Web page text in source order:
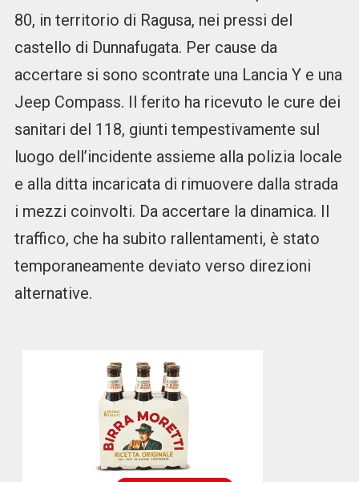
80, in territorio di Ragusa, nei pressi del
castello di Dunnafugata. Per cause da
accertare si sono scontrate una Lancia Y e una
Jeep Compass. Il ferito ha ricevuto le cure dei
sanitari del 118, giunti tempestivamente sul
luogo dell’incidente assieme alla polizia locale
e alla ditta incaricata di rimuovere dalla strada
i mezzi coinvolti. Da accertare la dinamica. Il
traffico, che ha subito rallentamenti, è stato
temporaneamente deviato verso direzioni
alternative.